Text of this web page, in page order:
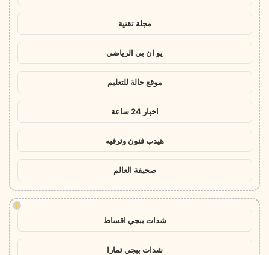
مجلة تقنية
يو ان بي الرياضي
موقع حالة للتعليم
اخبار 24 ساعة
هيدب فنون وترفيه
صحيفة العالم
!
شدات ببجي اقساط
شدات ببجي تمارا